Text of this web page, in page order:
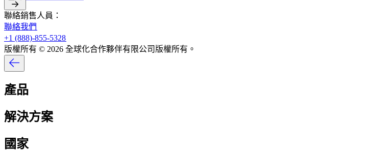
聯絡銷售人員：​​
聯絡我們​​
+1 (888)-855-5328​​
版權所有 © 2026 全球化合作夥伴有限公司版權所有。​​
產品​​
解決方案​​
國家​​